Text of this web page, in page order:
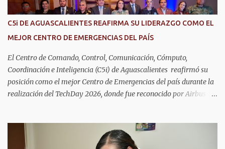
C5i DE AGUASCALIENTES REAFIRMA SU LIDERAZGO COMO EL
MEJOR CENTRO DE EMERGENCIAS DEL PAÍS
El Centro de Comando, Control, Comunicación, Cómputo,
Coordinación e Inteligencia (C5i) de Aguascalientes reafirmó su
posición como el mejor Centro de Emergencias del país durante la
realización del TechDay 2026, donde fue reconocido por Airbus
seguridad pública y la atención de emergencias. Este encuentro
reunió a autoridades, especialistas nacionales e internacionales y